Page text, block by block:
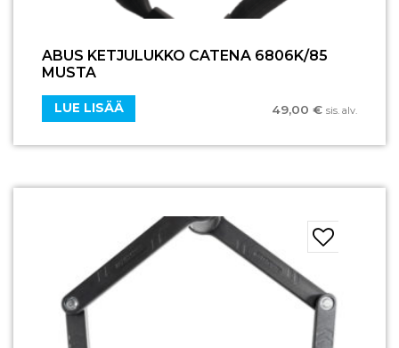
ABUS KETJULUKKO CATENA 6806K/85
MUSTA
49,00 € sis. alv.
LUE LISÄÄ